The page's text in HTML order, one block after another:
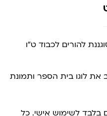
להורים לכבוד ט”ו
את לוגו בית הספר ותמונת
בלבד לשימוש אישי. כל